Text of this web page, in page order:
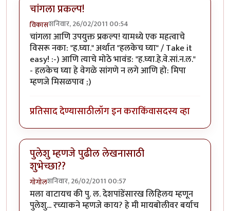
चांगला प्रकल्प!
विकासशनिवार, 26/02/2011 00:54
चांगला आणि उपयुक्त प्रकल्प! यामध्ये एक महत्वाचे
विसरू नका: "ह.घ्या." अर्थात "हलकेच घ्या" / Take it
easy! :-) आणि त्याचे मोठे भावंड: "ह.घ्या.हे.वे.सां.न.ल."
- हलकेच घ्या हे वेगळे सांगणे न लगे आणि हो: मिपा
म्हणजे मिसळपाव ;)
प्रतिसाद देण्यासाठीलॉग इन कराकिंवासदस्य व्हा
पुलेशु म्हणजे पुढील लेखनासाठी
शुभेच्छा??
गोगोलशनिवार, 26/02/2011 00:57
मला वाटायच की पु. ल. देशपांडेंसारख लिहिलय म्हणून
पुलेशु... रच्याकने म्हणजे काय? हे मी मायबोलीवर बर्याच